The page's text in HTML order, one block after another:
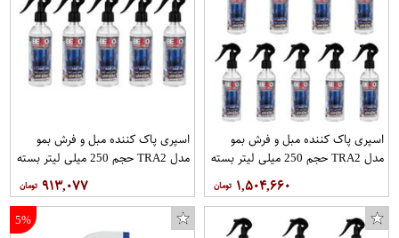
اسپری پاک کننده مبل و فرش بمو
مدل TRA2 حجم 250 میلی لیتر بسته
۱,۵۰۴,۶۶۰
اسپری پاک کننده مبل و فرش بمو
مدل TRA2 حجم 250 میلی لیتر بسته
۹۱۳,۰۷۷
5%